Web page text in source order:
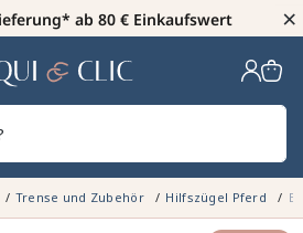
ab 80 € Einkaufswert ×
Trense und Zubehör Hilfszügel Pferd